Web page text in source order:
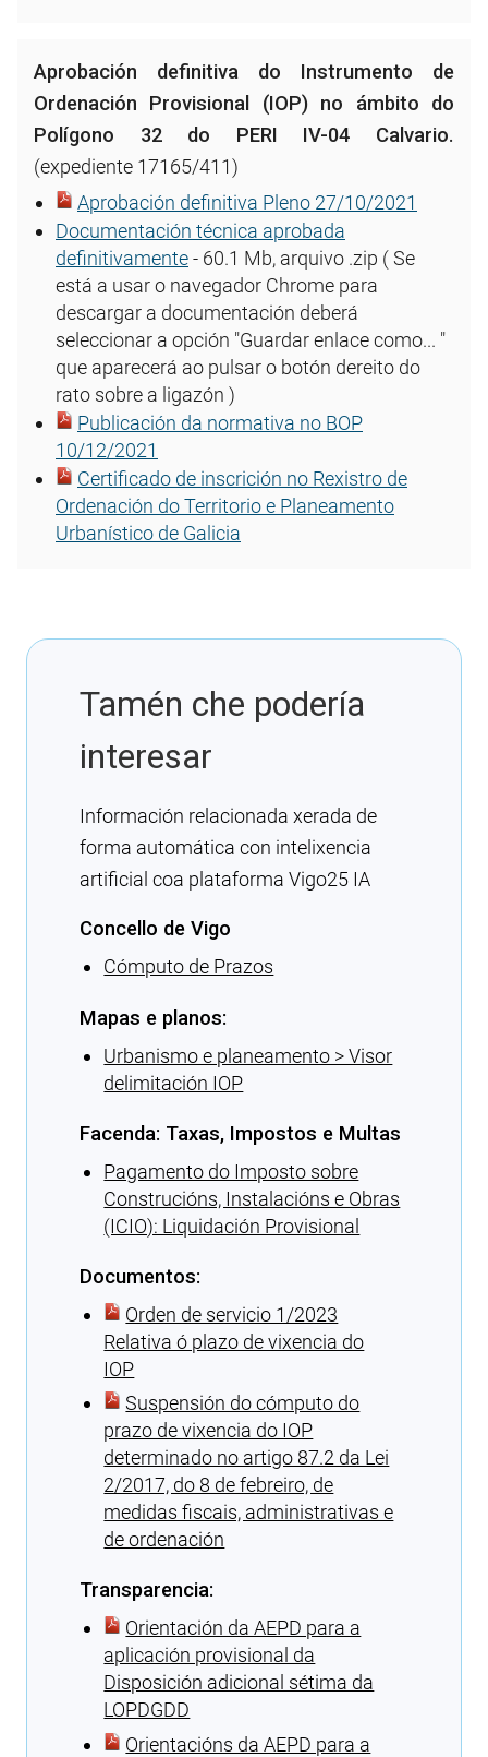
Aprobación definitiva do Instrumento de
Ordenación Provisional (IOP) no ámbito do
Polígono 32 do PERI IV-04 Calvario.
(expediente 17165/411)
Aprobación definitiva Pleno 27/10/2021
Documentación técnica aprobada
definitivamente- 60.1 Mb, arquivo .zip ( Se
está a usar o navegador Chrome para
descargar a documentación deberá
seleccionar a opción "Guardar enlace como... "
que aparecerá ao pulsar o botón dereito do
rato sobre a ligazón )
Publicación da normativa no BOP
10/12/2021
Certificado de inscrición no Rexistro de
Ordenación do Territorio e Planeamento
Urbanístico de Galicia
Tamén che podería
interesar
Información relacionada xerada de
forma automática con intelixencia
artificial coa plataforma Vigo25 IA
Concello de Vigo
Cómputo de Prazos
Mapas e planos:
Urbanismo e planeamento > Visor
delimitación IOP
Facenda: Taxas, Impostos e Multas
Pagamento do Imposto sobre
Construcións, Instalacións e Obras
(ICIO): Liquidación Provisional
Documentos:
Orden de servicio 1/2023
Relativa ó plazo de vixencia do
IOP
Suspensión do cómputo do
prazo de vixencia do IOP
determinado no artigo 87.2 da Lei
2/2017, do 8 de febreiro, de
medidas fiscais, administrativas e
de ordenación
Transparencia:
Orientación da AEPD para a
aplicación provisional da
Disposición adicional sétima da
LOPDGDD
Orientacións da AEPD para a